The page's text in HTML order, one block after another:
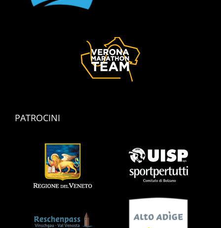
PATROCINI